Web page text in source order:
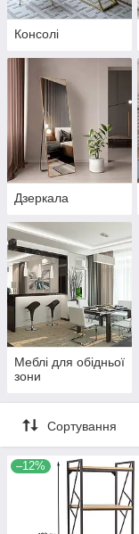
Консолі
Дзеркала
Меблі для обідньої
зони
Сортування
–12%